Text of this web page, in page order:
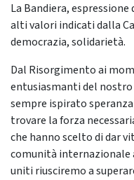
La Bandiera,
alti valori indicati dalla
democrazia, solidarietà.
Dal Risorgimento ai
entusiasmanti del
sempre ispirato
trovare la forza
che hanno scelto di dar
comunità internazionale
uniti riusciremo a